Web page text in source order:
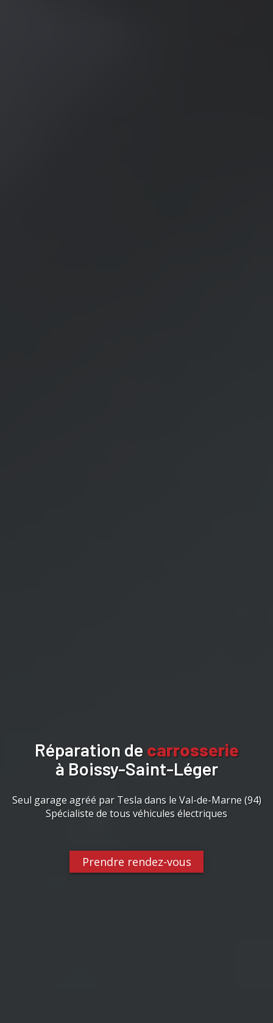
Réparation de carrosserie
à Boissy-Saint-Léger
Seul garage agréé par Tesla dans le Val-de-Marne (94)
Spécialiste de tous véhicules électriques
Prendre rendez-vous